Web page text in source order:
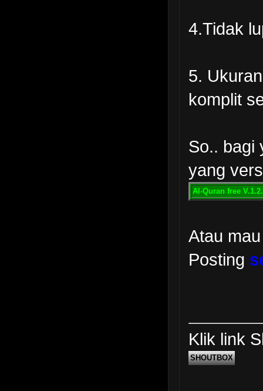
4.Tidak
5.
komplit
So.. bagi
yang
Al-Quran free
Atau
Posting
Klik link
SHOUTBOX